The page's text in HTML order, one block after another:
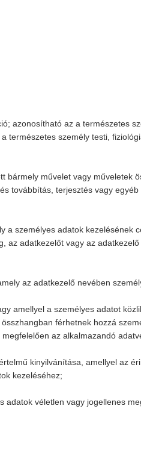
azonosítható az a természetes
személy testi,
bármely művelet vagy műveletek
továbbítás, terjesztés vagy
a személyes adatok kezelésének
az adatkezelőt vagy az
az adatkezelő nevében
amellyel a személyes adatot
férhetnek hozzá
az alkalmazandó
kinyilvánítása, amellyel az
kezeléséhez;
véletlen vagy jogellenes